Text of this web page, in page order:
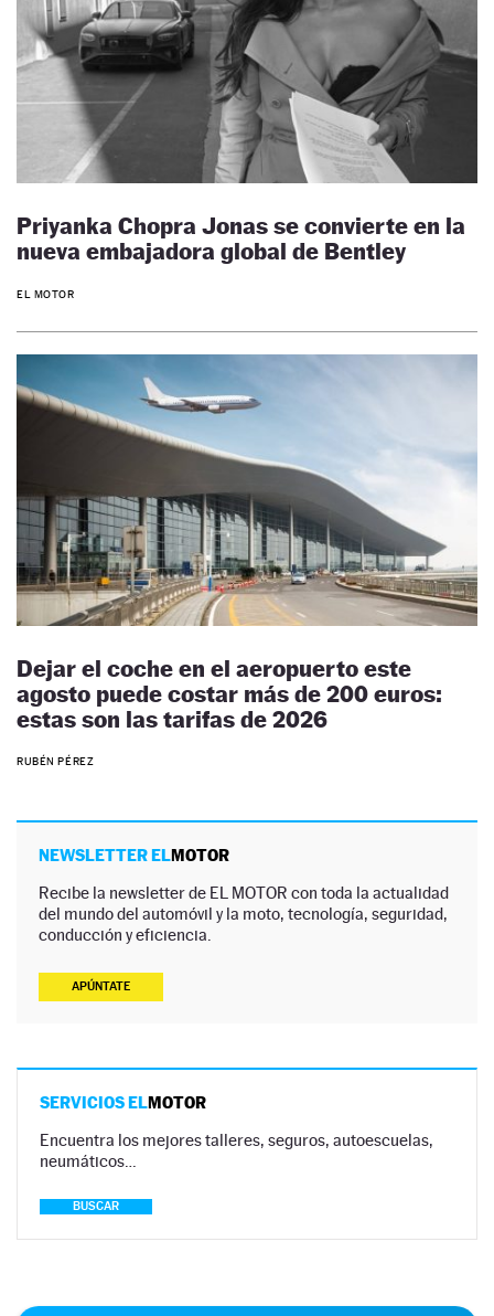
Priyanka Chopra Jonas se convierte en la
nueva embajadora global de Bentley
EL MOTOR
Dejar el coche en el aeropuerto este
agosto puede costar más de 200 euros:
estas son las tarifas de 2026
RUBÉN PÉREZ
NEWSLETTER ELMOTOR
Recibe la newsletter de EL MOTOR con toda la actualidad
del mundo del automóvil y la moto, tecnología, seguridad,
conducción y eficiencia.
APÚNTATE
SERVICIOS ELMOTOR
Encuentra los mejores talleres, seguros, autoescuelas,
neumáticos…
BUSCAR